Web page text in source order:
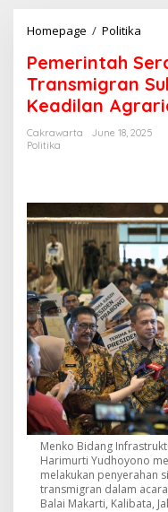
Homepage / Politika
m
e
i
n
e
r
a
h
k
a
n
S
H
M
k
e
p
a
d
a
6
4
2
Pemerintah
Transmigran
Keadilan
Cakrawarta
June 18, 2025
Politika
Menko Bidang
Harimurti Yudhoyono
melakukan penyerahan
transmigran dalam
Balai Makarti, Kalibata,